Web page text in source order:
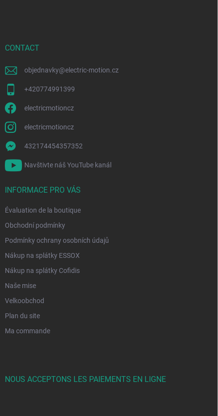
CONTACT
objednavky@electric-motion.cz
+420774991399
electricmotioncz
electricmotioncz
432174454357352
Navštivte náš YouTube kanál
INFORMACE PRO VÁS
Évaluation de la boutique
Obchodní podmínky
Podmínky ochrany osobních údajů
Nákup na splátky ESSOX
Nákup na splátky Cofidis
Naše mise
Velkoobchod
Plan du site
Ma commande
NOUS ACCEPTONS LES PAIEMENTS EN LIGNE